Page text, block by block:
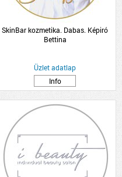
SkinBar kozmetika. Dabas. Képiró
Bettina
Üzlet adatlap
Info